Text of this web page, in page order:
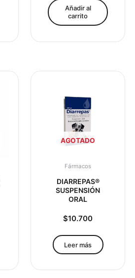
Añadir al
carrito
AGOTADO
Fármacos
DIARREPAS®
SUSPENSIÓN
ORAL
$10.700
Leer más